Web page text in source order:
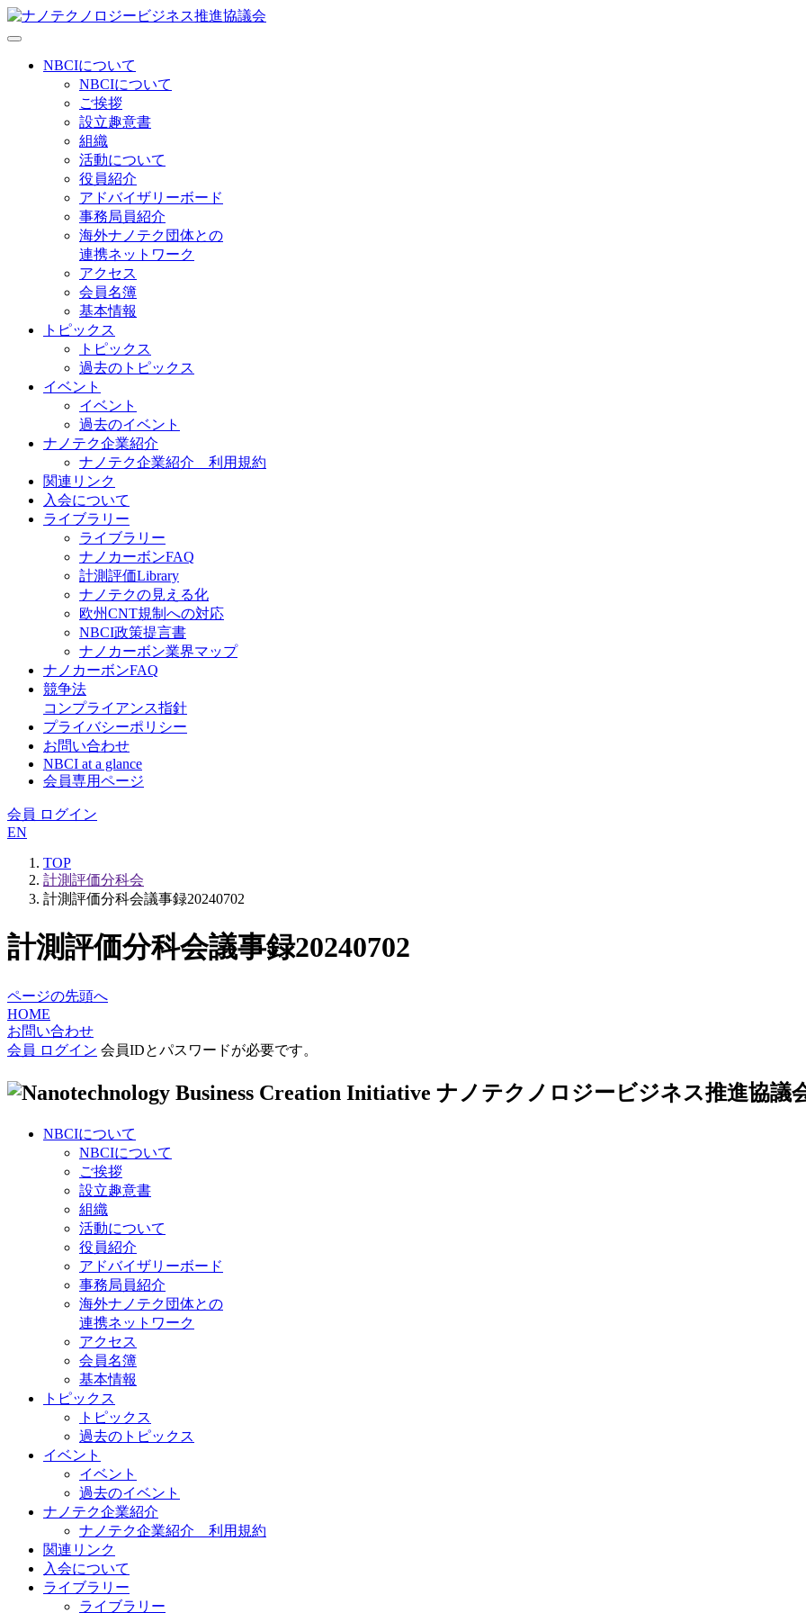
NBCIについて
NBCIについて
ご挨拶
設立趣意書
組織
活動について
役員紹介
アドバイザリーボード
事務局員紹介
海外ナノテク団体との
連携ネットワーク
アクセス
会員名簿
基本情報
トピックス
トピックス
過去のトピックス
イベント
イベント
過去のイベント
ナノテク企業紹介
ナノテク企業紹介 利用規約
関連リンク
入会について
ライブラリー
ライブラリー
ナノカーボンFAQ
計測評価Library
ナノテクの見える化
欧州CNT規制への対応
NBCI政策提言書
ナノカーボン業界マップ
ナノカーボンFAQ
競争法
コンプライアンス指針
プライバシーポリシー
お問い合わせ
NBCI at a glance
会員専用ページ
会員 ログイン
EN
TOP
計測評価分科会
計測評価分科会議事録20240702
計測評価分科会議事録20240702
ページの先頭へ
HOME
お問い合わせ
会員 ログイン 会員IDとパスワードが必要です。
ナノテクノロジービジネス推進協議
NBCIについて
NBCIについて
ご挨拶
設立趣意書
組織
活動について
役員紹介
アドバイザリーボード
事務局員紹介
海外ナノテク団体との
連携ネットワーク
アクセス
会員名簿
基本情報
トピックス
トピックス
過去のトピックス
イベント
イベント
過去のイベント
ナノテク企業紹介
ナノテク企業紹介 利用規約
関連リンク
入会について
ライブラリー
ライブラリー